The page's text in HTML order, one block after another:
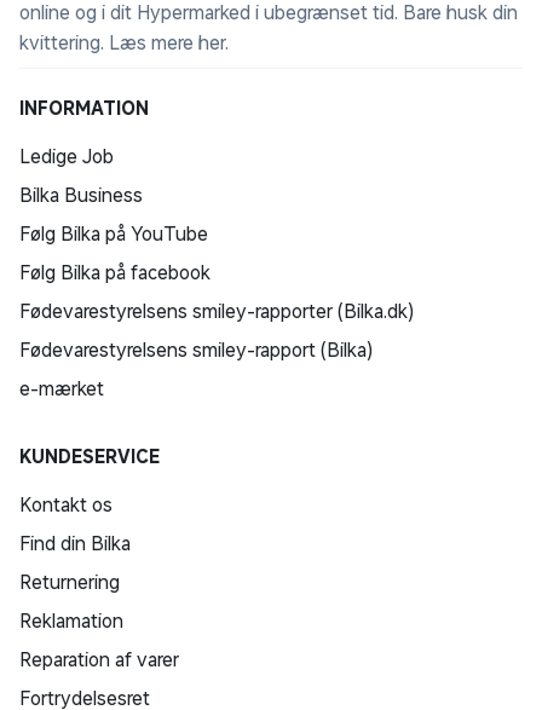
online og i dit Hypermarked i ubegrænset tid. Bare husk din
kvittering. Læs mere her.
INFORMATION
Ledige Job
Bilka Business
Følg Bilka på YouTube
Følg Bilka på facebook
Fødevarestyrelsens smiley-rapporter (Bilka.dk)
Fødevarestyrelsens smiley-rapport (Bilka)
e-mærket
KUNDESERVICE
Kontakt os
Find din Bilka
Returnering
Reklamation
Reparation af varer
Fortrydelsesret